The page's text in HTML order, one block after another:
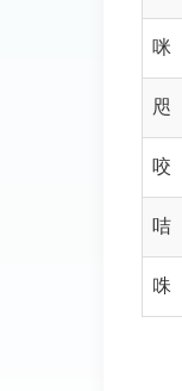
咪
咫
咬
咭
咮